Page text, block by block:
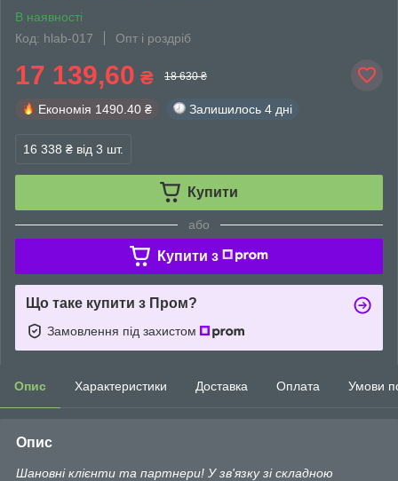
В наявності
Код: hlab-017
Опт і роздріб
17 139,60 ₴ 18 630 ₴
Економія 1490.40 ₴ Залишилось 4 дні
16 338 ₴ від 3 шт.
Купити
або
Купити з
Що таке купити з Пром?
Замовлення під захистом
Опис Характеристики Доставка Оплата Умови
Опис
Шановні клієнти та партнери! У зв'язку зі складною